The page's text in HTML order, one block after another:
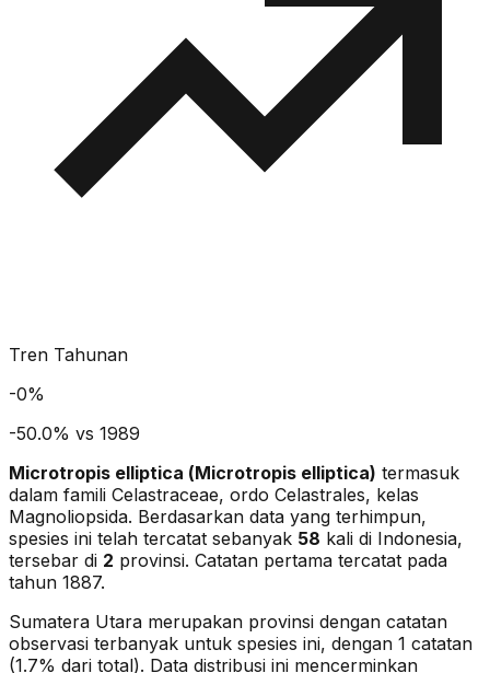
Tren Tahunan
-0%
-50.0% vs 1989
Microtropis elliptica (Microtropis elliptica) termasuk
dalam famili Celastraceae, ordo Celastrales, kelas
Magnoliopsida. Berdasarkan data yang terhimpun,
spesies ini telah tercatat sebanyak 58 kali di Indonesia,
tersebar di 2 provinsi. Catatan pertama tercatat pada
tahun 1887.
Sumatera Utara merupakan provinsi dengan catatan
observasi terbanyak untuk spesies ini, dengan 1 catatan
(1.7% dari total). Data distribusi ini mencerminkan